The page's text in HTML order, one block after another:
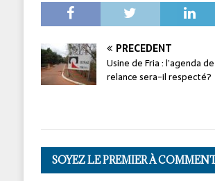
PRÉCÉDENT
Usine de Fria : l’agenda de
relance sera-il respecté?
SOYEZ LE PREMIER À